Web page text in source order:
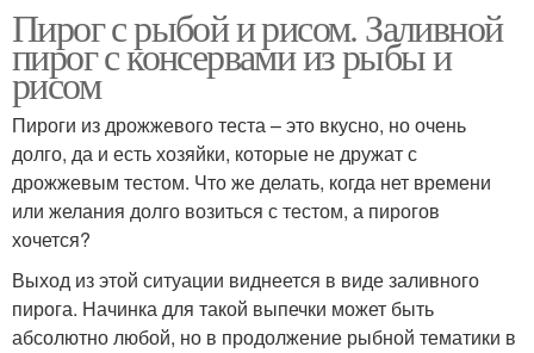
Пирог с рыбой и рисом. Заливной
пирог с консервами из рыбы и
рисом
Пироги из дрожжевого теста – это вкусно, но очень
долго, да и есть хозяйки, которые не дружат с
дрожжевым тестом. Что же делать, когда нет времени
или желания долго возиться с тестом, а пирогов
хочется?
Выход из этой ситуации виднеется в виде заливного
пирога. Начинка для такой выпечки может быть
абсолютно любой, но в продолжение рыбной тематики в